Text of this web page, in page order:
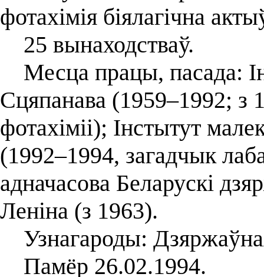
фотахімія біялагічна
25 вынаходстваў.
Месца працы, пасада:
Сцяпанава (1959–1992; з
фотахіміі); Інстытут
(1992–1994, загадчык
адначасова Беларускі
Леніна (з 1963).
Узнагароды:
Памёр 26.02.1994.